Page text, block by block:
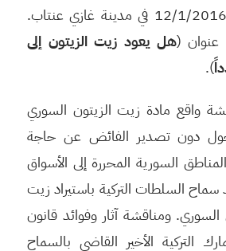
التي عقدت بتاريخ 12/1/2016 في مدينة غازي عنتاب.
(هل يعود زيت الزيتون إلى
).
واقع مادة زيت الزيتون السوري
دون تصدير الفائض عن حاجة
السورية المحررة إلى الأسواق
السلطات التركية باستيراد زيت
ومناقشة آثار وفوائد قانون
التركية الأخير القاضي بالسماح